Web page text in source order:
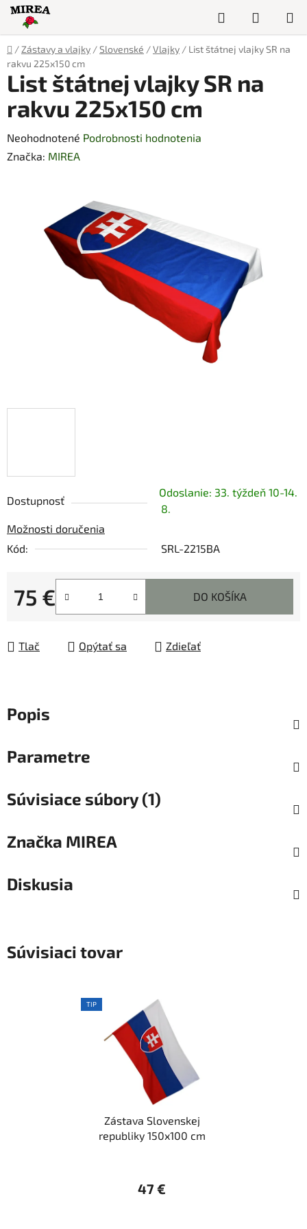
Prejsť
obsah
Hľadať
KOŠÍK
Domov
/ Zástavy a vlajky /Slovenské /Vlajky / List štátnej vlajky SR na
rakvu 225x150 cm
Dostupnosť
Odoslanie: 33. týždeň 10-14.
8.
Možnosti doručenia
Kód:
SRL-2215BA
75 €
Jednotková cena:
DO KOŠÍKA
Tlač Opýtať sa Zdieľať
List štátnej vlajky SR na
rakvu 225x150 cm
Priemerné
hodnotenie
hviezdičiek.
Neohodnotené Podrobnosti hodnotenia
Značka: MIREA
Popis
Parametre
Súvisiace súbory (1)
Značka MIREA
Diskusia
Súvisiaci tovar
TIP
Zástava Slovenskej
republiky 150x100 cm
47 €